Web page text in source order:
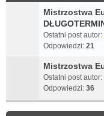
Mistrzostwa
Ostatni post autor:
Odpowiedzi: 21
Mistrzostwa
Ostatni post autor:
Odpowiedzi: 36